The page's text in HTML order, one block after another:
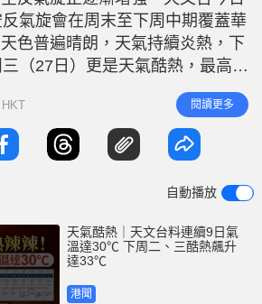
n
r
e
反氣旋會在周末至下周中期覆蓋華
色普遍晴朗，天氣持續炎熱，下
（27日）更是天氣酷熱，最高氣
指一股偏南氣流正影響華南沿
氣大致多雲，日間部分時間有陽
27°C至32°C。吹和緩偏南風。
預告，天文台指隨着影響廣東的
閱讀更多
自動播放
天氣酷熱｜天文台料連續9日氣
溫達30℃ 下周二、三酷熱飆升
達33℃
港聞